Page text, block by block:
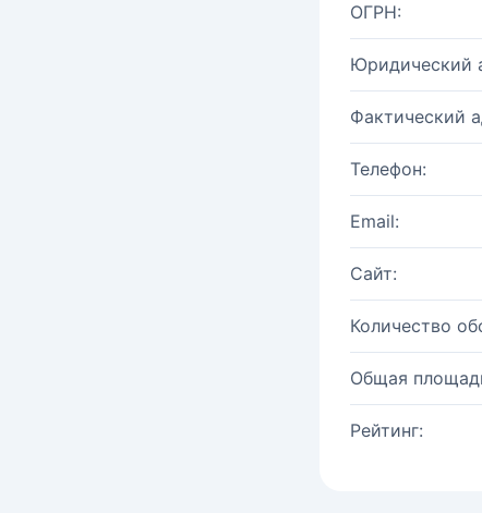
ОГРН:
Юридический
Фактический
Телефон:
Email:
Сайт:
Количество
Общая
Рейтинг: